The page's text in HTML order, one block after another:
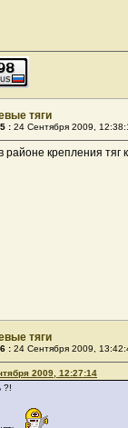
тяги
: 24 Сентября 2009,
крепления тяг
тяги
: 24 Сентября 2009,
2009, 12:27:14
?!